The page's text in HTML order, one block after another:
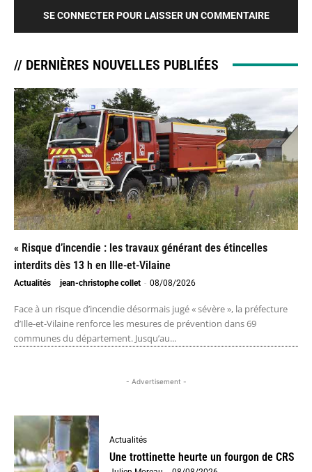
SE CONNECTER POUR LAISSER UN COMMENTAIRE
// DERNIÈRES NOUVELLES PUBLIÉES
« Risque d’incendie : les travaux générant des étincelles
interdits dès 13 h en Ille-et-Vilaine
Actualités jean-christophe collet - 08/08/2026
Face à un risque d’incendie désormais jugé « sévère », la préfecture
d’Ille-et-Vilaine renforce les mesures de prévention dans 69
communes du département. Jusqu’au...
- Advertisement -
Actualités
Une trottinette heurte un fourgon de CRS